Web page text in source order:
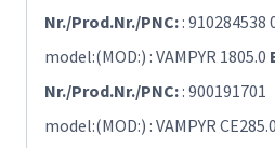
Nr./Prod.Nr./PNC:: 910284538
model:(MOD:) : VAMPYR 1805.0
Nr./Prod.Nr./PNC:: 900191701
model:(MOD:) : VAMPYR CE285.0